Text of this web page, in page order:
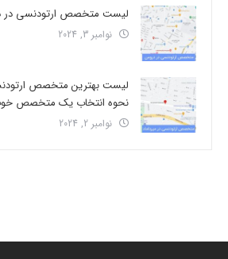
لیست متخصص ارتودنسی در
نوامبر 3, 2024
لیست بهترین متخصص
نحوه انتخاب یک متخصص
نوامبر 2, 2024